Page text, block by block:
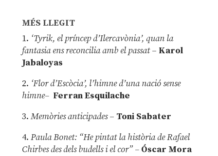
MÉS LLEGIT
1. ‘Tyrik, el príncep d’Ilercavònia’, quan la
fantasia ens reconcilia amb el passat– Karol
Jabaloyas
2. ‘Flor d’Escòcia’, l’himne d’una nació sense
himne– Ferran Esquilache
3. Memòries anticipades– Toni Sabater
4. Paula Bonet: “He pintat la història de Rafael
Chirbes des dels budells i el cor” –Óscar Mora